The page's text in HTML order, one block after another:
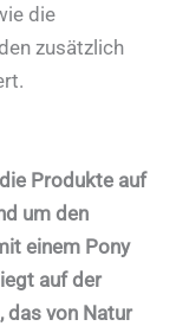
die
zusätzlich
Produkte auf
um den
einem Pony
auf der
das von Natur